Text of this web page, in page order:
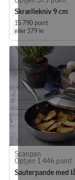
Skrællekniv 9 cm
15 790 point
eller 379 kr
Scanpan
Optjen 1 446 point